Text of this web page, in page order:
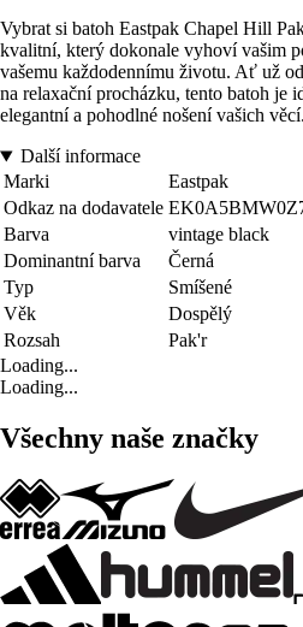
Vybrat si batoh Eastpak Chapel Hill
kvalitní, který dokonale vyhoví vašim
vašemu každodennímu životu. Ať už
na relaxační procházku, tento batoh je
elegantní a pohodlné nošení vašich věcí.
Další informace
Marki
Eastpak
Odkaz na dodavatele
Barva
vintage black
Dominantní barva
Černá
Typ
Smíšené
Věk
Dospělý
Rozsah
Pak'r
Loading...
Loading...
Všechny naše značky